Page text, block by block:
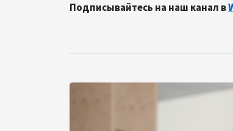
Подписывайтесь на наш канал в